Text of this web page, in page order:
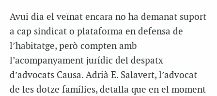
Avui dia el veïnat encara no ha demanat suport
a cap sindicat o plataforma en defensa de
l’habitatge, però compten amb
l’acompanyament jurídic del despatx
d’advocats Causa. Adrià E. Salavert, l’advocat
de les dotze famílies, detalla que en el moment